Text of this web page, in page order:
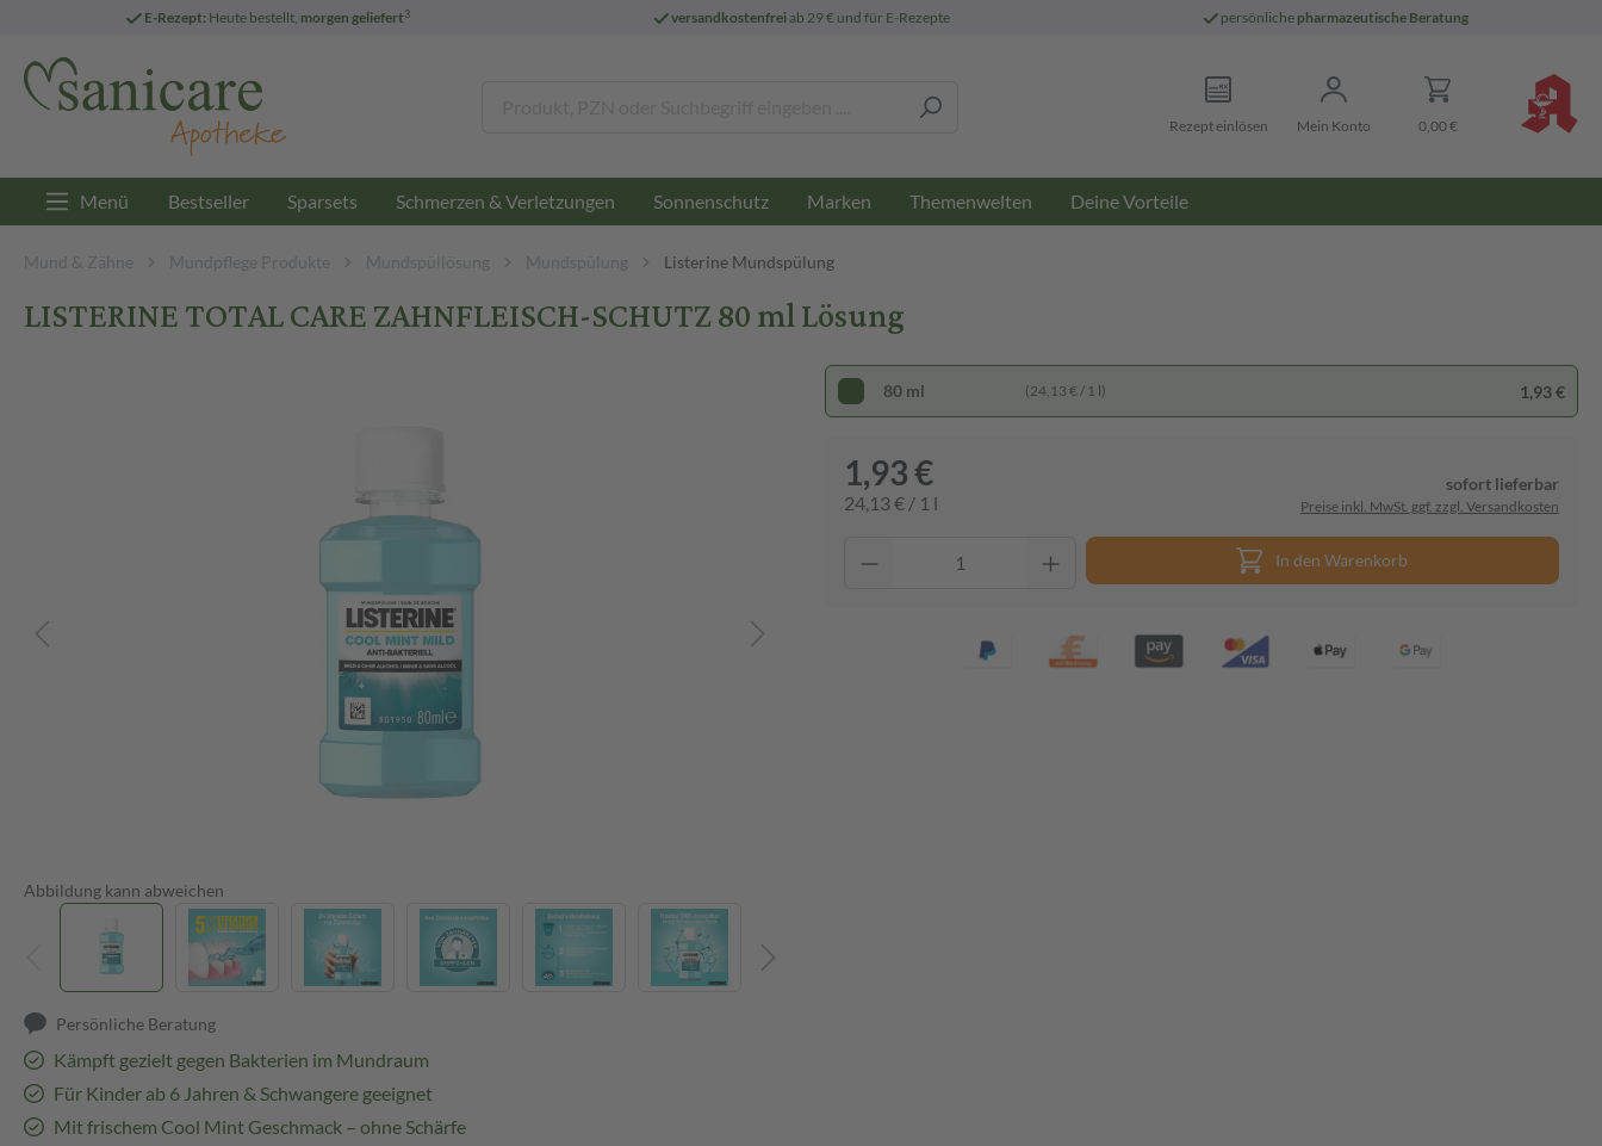
E-Rezept: Heute bestellt, morgen geliefert3 versandkostenfreiab 29 € und für E-Rezepte persönliche pharmazeutische Beratung
Rezept einlösen Mein Konto 0,00 €
Menü Bestseller Sparsets Schmerzen & Verletzungen Sonnenschutz Marken Themenwelten Deine Vorteile
Mund & Zähne Mundpflege Produkte Mundspüllösung Mundspülung Listerine Mundspülung
LISTERINE TOTAL CARE ZAHNFLEISCH-SCHUTZ 80 ml Lösung
Abbildung kann abweichen
Persönliche Beratung
Kämpft gezielt gegen Bakterien im Mundraum
Für Kinder ab 6 Jahren & Schwangere geeignet
Mit frischem Cool Mint Geschmack – ohne Schärfe
80 ml (24,13 € / 1 l) 1,93 €
1,93 €
24,13 € / 1 l
sofort lieferbar
Preise inkl. MwSt. ggf. zzgl. Versandkosten
In den Warenkorb